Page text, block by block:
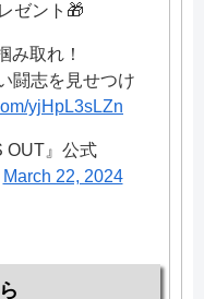
ゼント🎁
み取れ！
闘志を見せつけ
yjHpL3sLZn
』公式
March 22, 2024